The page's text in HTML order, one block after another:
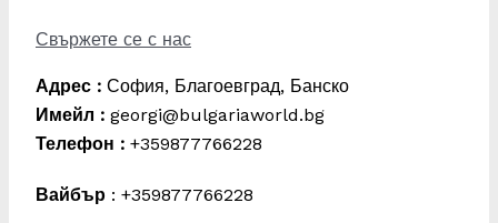
Свържете се с нас
Адрес : София, Благоевград, Банско
Имейл : georgi@bulgariaworld.bg
Телефон : +359877766228
Вайбър : +359877766228